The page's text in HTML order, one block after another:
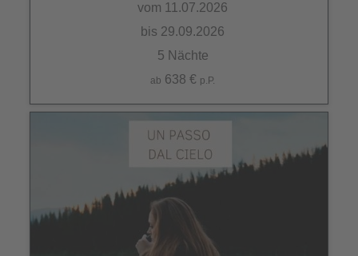
vom 11.07.2026
bis 29.09.2026
5 Nächte
ab 638 € p.P.